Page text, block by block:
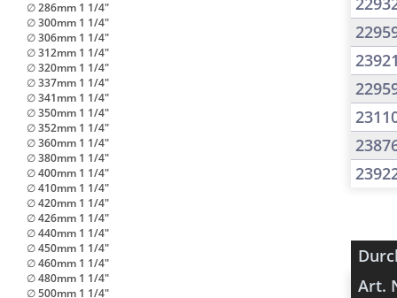
Art.
∅ 286mm 1 1/4"
∅ 300mm 1 1/4"
∅ 306mm 1 1/4"
∅ 312mm 1 1/4"
∅ 320mm 1 1/4"
∅ 337mm 1 1/4"
∅ 341mm 1 1/4"
∅ 350mm 1 1/4"
∅ 352mm 1 1/4"
∅ 360mm 1 1/4"
∅ 380mm 1 1/4"
∅ 400mm 1 1/4"
∅ 410mm 1 1/4"
∅ 420mm 1 1/4"
∅ 426mm 1 1/4"
∅ 440mm 1 1/4"
∅ 450mm 1 1/4"
∅ 460mm 1 1/4"
∅ 480mm 1 1/4"
∅ 500mm 1 1/4"